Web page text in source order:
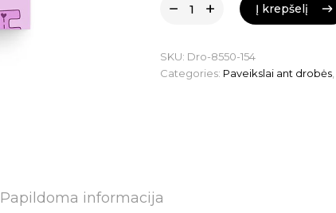
Į krepšelį
Į krepšelį
SKU: Dro-8550-154
Categories: Paveikslai ant drobės
Papildoma informacija